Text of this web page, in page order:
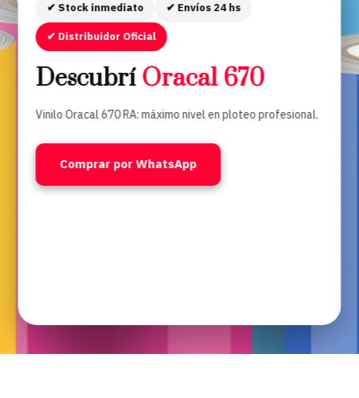
✔ Stock inmediato ✔ Envíos 24 hs
✔ Distribuidor Oficial
Descubrí Oracal 670
Vinilo Oracal 670 RA: máximo nivel en ploteo profesional.
Comprar por WhatsApp